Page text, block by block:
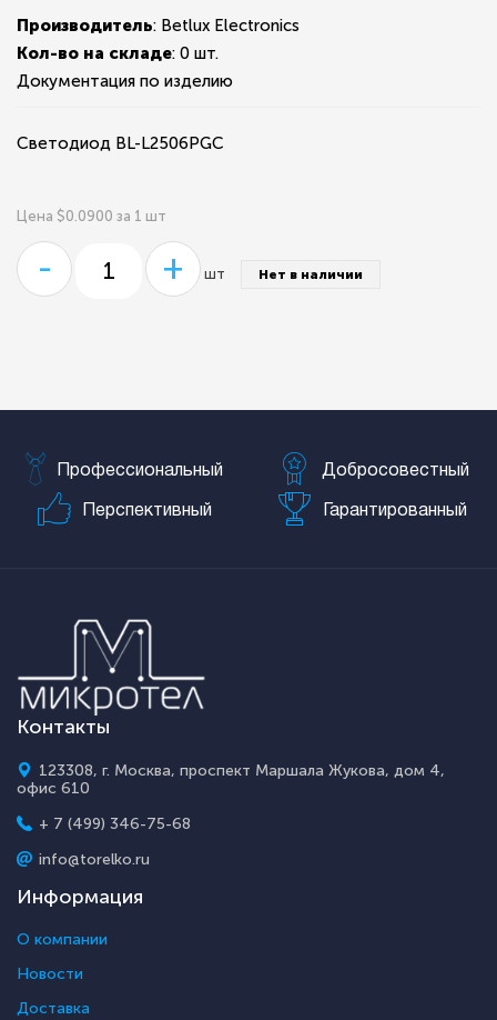
Производитель: Betlux Electronics
Кол-во на складе: 0 шт.
Документация по изделию
Светодиод BL-L2506PGC
Цена $0.0900 за 1 шт
- + шт Нет в наличии
Профессиональный Добросовестный
Перспективный Гарантированный
Контакты
123308, г. Москва, проспект Маршала Жукова, дом 4,
офис 610
+ 7 (499) 346-75-68
info@torelko.ru
Информация
О компании
Новости
Доставка